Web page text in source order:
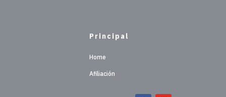
Principal
Home
Afiliación